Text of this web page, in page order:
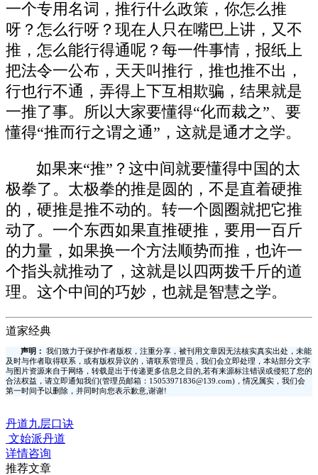
一个专用名词，推行什么政策，你怎么推
呀？怎么行呀？现在人只在嘴巴上讲，又不
推，怎么能行得通呢？每一件事情，报纸上
把法令一公布，天天叫推行，推也推不出，
行也行不通，弄得上下互相欺骗，结果就是
一推了事。所以大家要懂得“化而裁之”、要
懂得“推而行之谓之通”，这就是通才之学。
如果来“推”？这中间就要懂得中国的太
极拳了。太极拳的推是圆的，不是直着硬推
的，硬推是推不动的。转一个圆圈就把它推
动了。一个东西如果直推硬推，要用一百斤
的力量，如果换一个方法顺势而推，也许一
个指头就推动了，这就是以四两拨千斤的道
理。这个中间的巧妙，也就是智慧之学。
道家经典
声明：
我们致力于保护作者版权，注重分享，被刊用文章因无法核实真实出处，未能
及时与作者取得联系，或有版权异议的，请联系管理员，我们会立即处理，本站部分文字
与图片资源来自于网络，转载是出于传递更多信息之目的,若有来源标注错误或侵犯了您的
合法权益，请立即通知我们(管理员邮箱：15053971836@139.com)，情况属实，我们会
第一时间予以删除，并同时向您表示歉意,谢谢!
丹道九层口诀
文始派丹道
详情咨询
推荐文章